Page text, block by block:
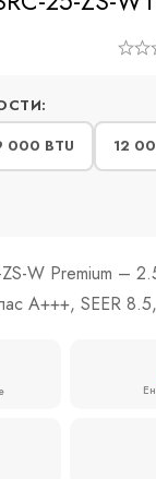
000 BTU 12
ZS-W Premium –
A+++, SEER